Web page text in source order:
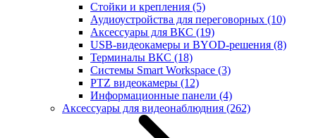
Стойки и крепления (5)
Аудиоустройства для переговорных (10)
Аксессуары для ВКС (19)
USB-видеокамеры и BYOD-решения (8)
Терминалы ВКС (18)
Системы Smart Workspace (3)
PTZ видеокамеры (12)
Информационные панели (4)
Аксессуары для видеонаблюдния (262)